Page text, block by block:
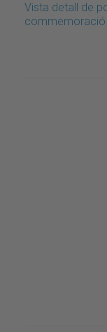
Vista detall de
commemoració